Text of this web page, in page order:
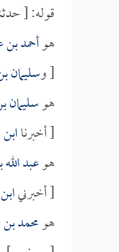
قوله: [
هوأحمد
[ وسليمان
هوسليمان
[ أخبرنا
هوعبد
[ أخبرني
هومحمد بن